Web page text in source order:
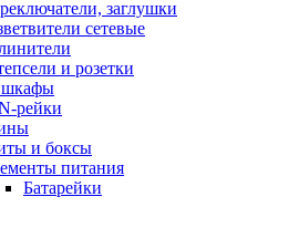
заглушки
сетевые
и розетки
рейки
и боксы
питания
Батарейки